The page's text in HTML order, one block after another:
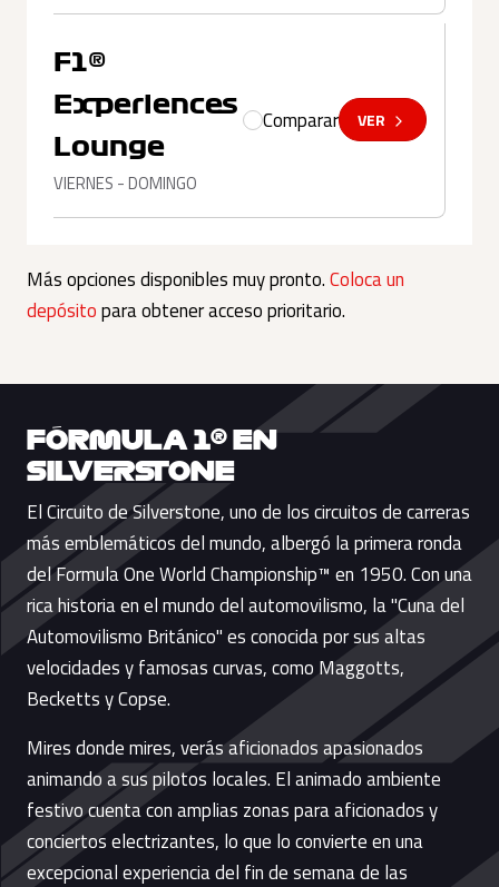
F1®
Experiences
Lounge
VIERNES - DOMINGO
Comparar VER
Más opciones disponibles muy pronto.Coloca un
depósitopara obtener acceso prioritario.
FÓRMULA 1® EN
SILVERSTONE
El Circuito de Silverstone, uno de los circuitos de carreras
más emblemáticos del mundo, albergó la primera ronda
del Formula One World Championship™ en 1950. Con una
rica historia en el mundo del automovilismo, la "Cuna del
Automovilismo Británico" es conocida por sus altas
velocidades y famosas curvas, como Maggotts,
Becketts y Copse.
Mires donde mires, verás aficionados apasionados
animando a sus pilotos locales. El animado ambiente
festivo cuenta con amplias zonas para aficionados y
conciertos electrizantes, lo que lo convierte en una
excepcional experiencia del fin de semana de las